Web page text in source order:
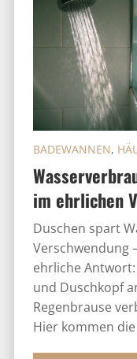
im ehrlichen
BADEWANNEN,
Duschen spart
Verschwendung
ehrliche
und Duschkopf
Regenbrause
Hier kommen